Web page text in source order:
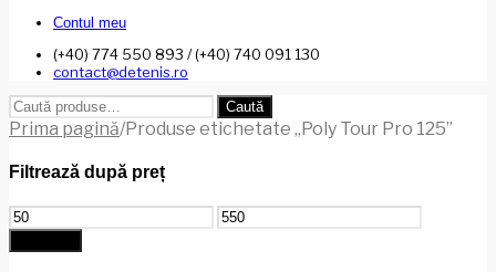
Contul meu
(+40) 774 550 893 / (+40) 740 091 130
contact@detenis.ro
Caută
după:
Caută
Prima pagină/Produse etichetate „Poly Tour Pro 125”
Filtrează după preț
Preț
minim
Preț
maxim